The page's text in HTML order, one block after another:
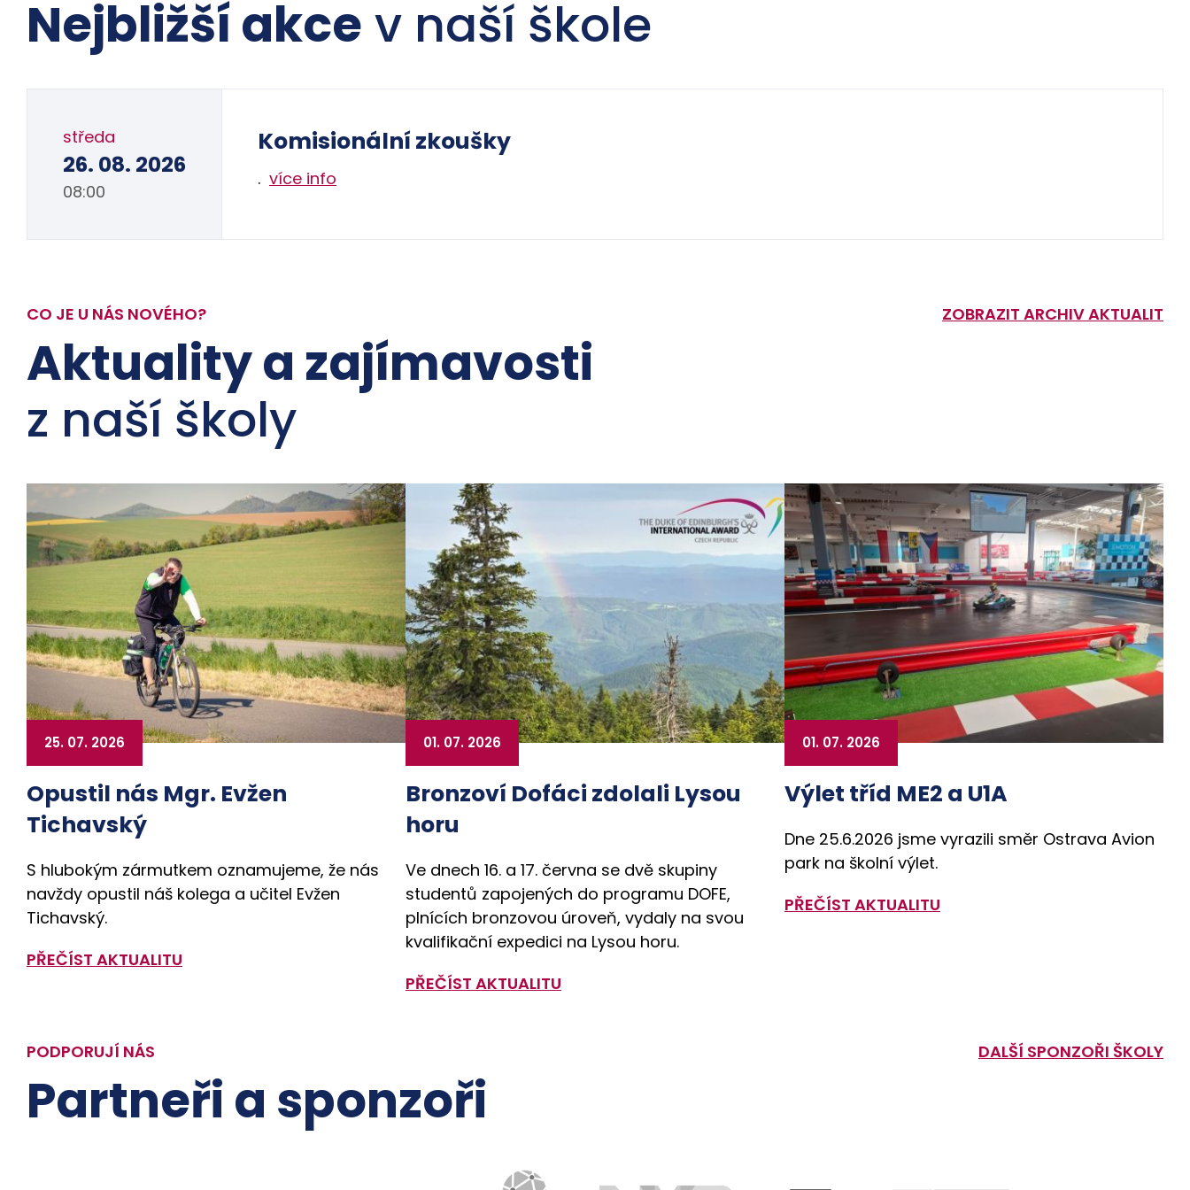
Nejbližší akcev naší škole
středa
26. 08. 2026
08:00
Komisionální zkoušky
. více info
CO JE U NÁS NOVÉHO?
Aktuality a zajímavosti
z naší školy
ZOBRAZIT ARCHIV AKTUALIT
Opustil nás Mgr. Evžen
Tichavský
25. 07. 2026
S hlubokým zármutkem oznamujeme, že nás
navždy opustil náš kolega a učitel Evžen
Tichavský.
PŘEČÍST AKTUALITU
Bronzoví Dofáci zdolali Lysou
horu
01. 07. 2026
Ve dnech 16. a 17. června se dvě skupiny
studentů zapojených do programu DOFE,
plnících bronzovou úroveň, vydaly na svou
kvalifikační expedici na Lysou horu.
PŘEČÍST AKTUALITU
Výlet tříd ME2 a U1A
01. 07. 2026
Dne 25.6.2026 jsme vyrazili směr Ostrava Avion
park na školní výlet.
PŘEČÍST AKTUALITU
PODPORUJÍ NÁS
Partneři a sponzoři
DALŠÍ SPONZOŘI ŠKOLY